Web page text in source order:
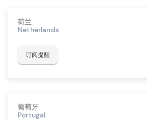
荷兰
Netherlands
订阅提醒
葡萄牙
Portugal